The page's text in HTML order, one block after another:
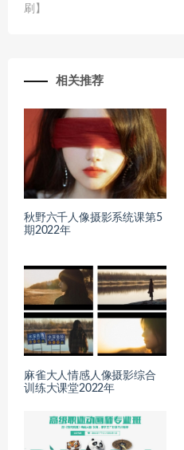
刷】
相关推荐
秋野六千人像摄影系统课第5
期2022年
麻雀大人情感人像摄影综合
训练大课堂2022年